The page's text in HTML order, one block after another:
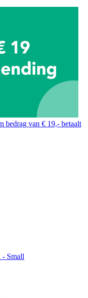
bedrag van € 19,- betaalt
Small